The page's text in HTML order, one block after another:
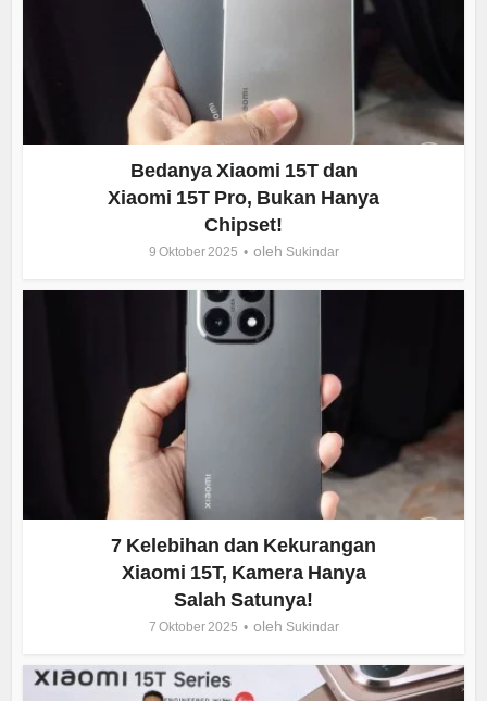
Bedanya Xiaomi 15T dan
Xiaomi 15T Pro, Bukan Hanya
Chipset!
9 Oktober 2025 oleh Sukindar
7 Kelebihan dan Kekurangan
Xiaomi 15T, Kamera Hanya
Salah Satunya!
7 Oktober 2025 oleh Sukindar